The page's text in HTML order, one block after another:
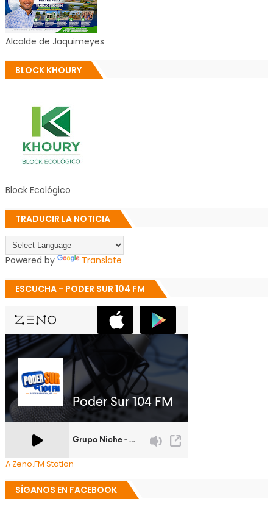
Alcalde de Jaquimeyes
BLOCK KHOURY
Block Ecológico
TRADUCIR LA NOTICIA
Powered by Translate
ESCUCHA - PODER SUR 104 FM
A Zeno.FM Station
SÍGANOS EN FACEBOOK